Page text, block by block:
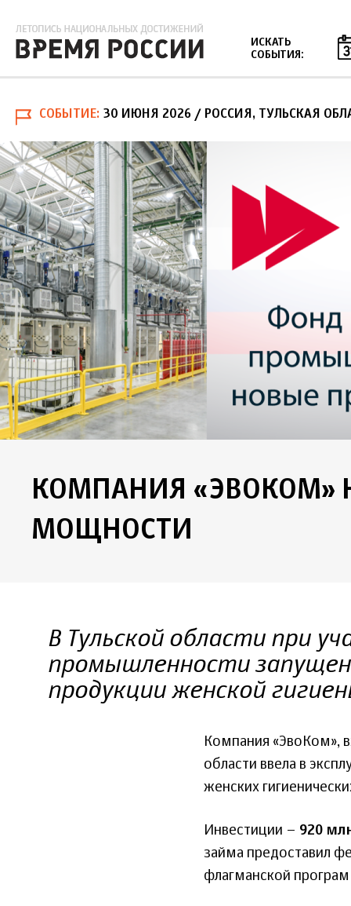
ИСКАТЬ
СОБЫТИЯ:
СОБЫТИЕ 30 ИЮНЯ 2026 / РОССИЯ, ТУЛЬСКАЯ
КОМПАНИЯ «ЭВОКОМ»
МОЩНОСТИ
В Тульской области при
промышленности
продукции женской
Компания «ЭвоКом»,
области ввела в
женских
Инвестиции – 920
займа предоставил
флагманской